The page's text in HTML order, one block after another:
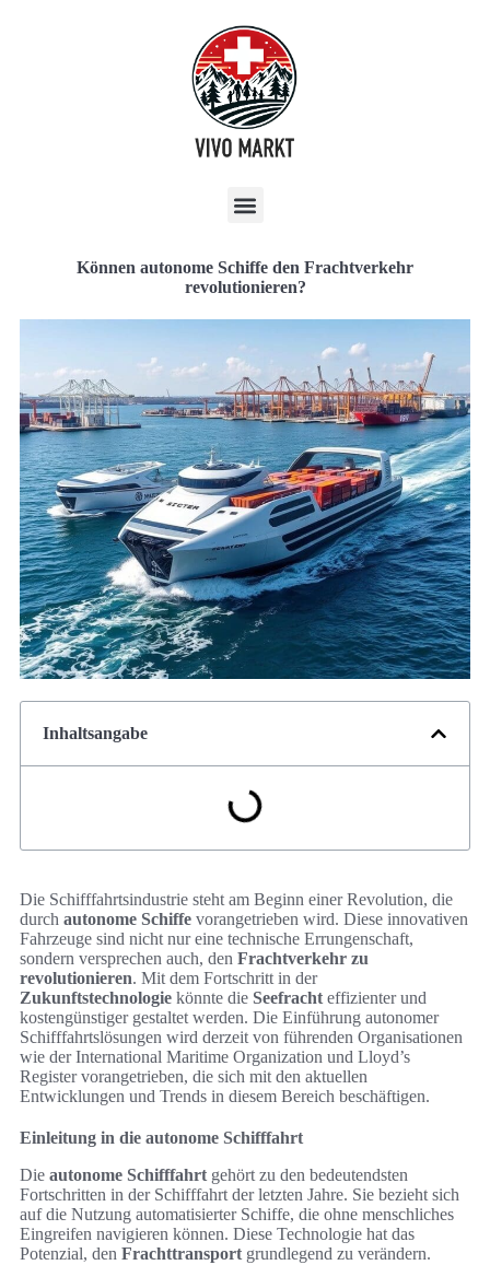
Können autonome Schiffe den Frachtverkehr
revolutionieren?
Inhaltsangabe
Die Schifffahrtsindustrie steht am Beginn einer Revolution, die
durch autonome Schiffe vorangetrieben wird. Diese innovativen
Fahrzeuge sind nicht nur eine technische Errungenschaft,
sondern versprechen auch, den Frachtverkehr zu
revolutionieren. Mit dem Fortschritt in der
Zukunftstechnologie könnte die Seefracht effizienter und
kostengünstiger gestaltet werden. Die Einführung autonomer
Schifffahrtslösungen wird derzeit von führenden Organisationen
wie der International Maritime Organization und Lloyd’s
Register vorangetrieben, die sich mit den aktuellen
Entwicklungen und Trends in diesem Bereich beschäftigen.
Einleitung in die autonome Schifffahrt
Die autonome Schifffahrt gehört zu den bedeutendsten
Fortschritten in der Schifffahrt der letzten Jahre. Sie bezieht sich
auf die Nutzung automatisierter Schiffe, die ohne menschliches
Eingreifen navigieren können. Diese Technologie hat das
Potenzial, den Frachttransport grundlegend zu verändern.